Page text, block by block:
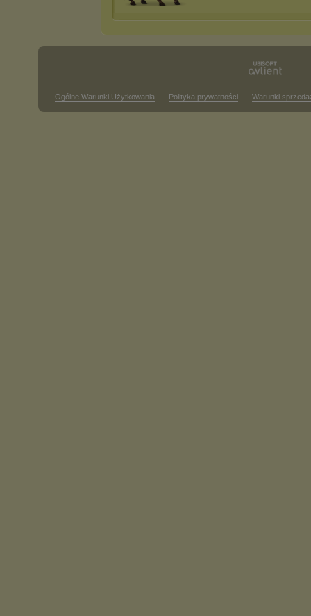
Ogólne Warunki Użytkowania Polityka prywatności Warunki